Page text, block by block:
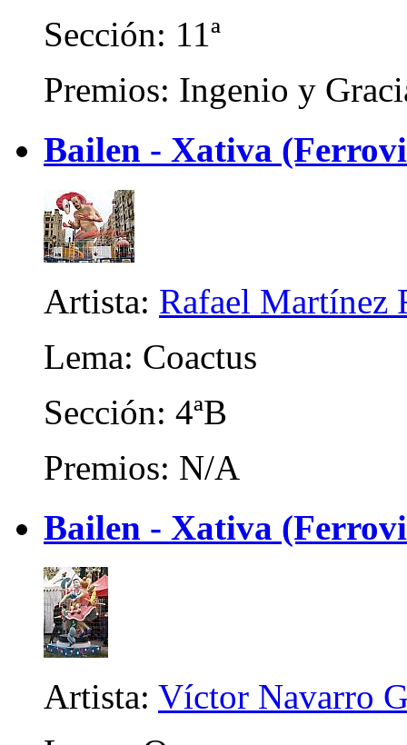
Sección: 11ª
Premios: Ingenio y
Bailen - Xativa
Artista: Rafael Martínez
Lema: Coactus
Sección: 4ªB
Premios: N/A
Bailen - Xativa
Artista: Víctor Navarro